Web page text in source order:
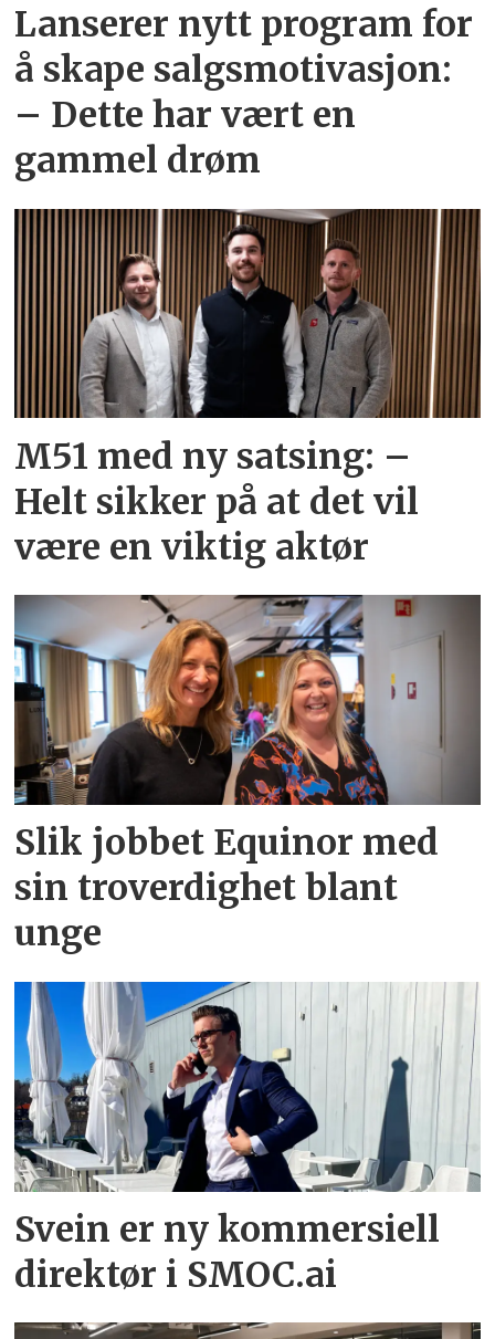
Lanserer nytt program for
å skape salgsmotivasjon:
– Dette har vært en
gammel drøm
M51 med ny satsing: –
Helt sikker på at det vil
være en viktig aktør
Slik jobbet Equinor med
sin troverdighet blant
unge
Svein er ny kommersiell
direktør i SMOC.ai